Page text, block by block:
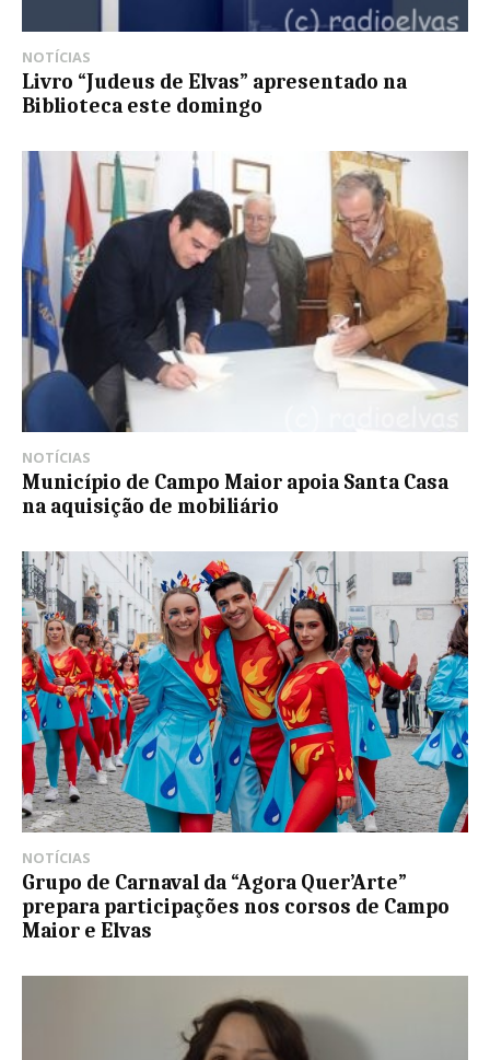
NOTÍCIAS
Livro “Judeus de Elvas” apresentado na
Biblioteca este domingo
NOTÍCIAS
Município de Campo Maior apoia Santa Casa
na aquisição de mobiliário
NOTÍCIAS
Grupo de Carnaval da “Agora Quer’Arte”
prepara participações nos corsos de Campo
Maior e Elvas